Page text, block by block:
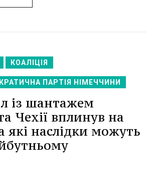
КОАЛІЦІЯ
ПАРТІЯ НІМЕЧЧИНИ
із шантажем
Чехії вплинув на
які наслідки можуть